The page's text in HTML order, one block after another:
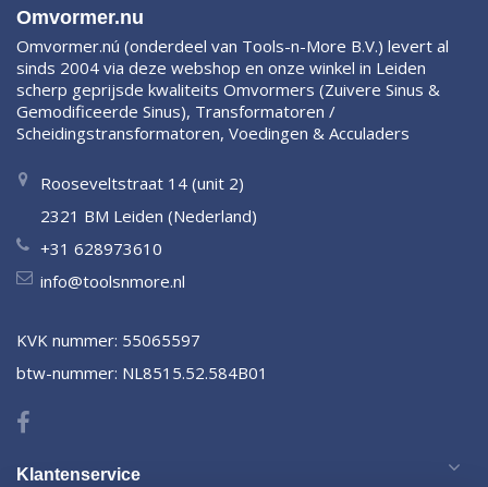
Omvormer.nu
Omvormer.nú (onderdeel van Tools-n-More B.V.) levert al
sinds 2004 via deze webshop en onze winkel in Leiden
scherp geprijsde kwaliteits Omvormers (Zuivere Sinus &
Gemodificeerde Sinus), Transformatoren /
Scheidingstransformatoren, Voedingen & Acculaders
Rooseveltstraat 14 (unit 2)
2321 BM Leiden (Nederland)
+31 628973610
info@toolsnmore.nl
KVK nummer: 55065597
btw-nummer: NL8515.52.584B01
Klantenservice